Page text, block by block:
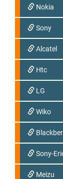
Nokia
Sony
Alcatel
Htc
LG
Wiko
Sony-
Meizu